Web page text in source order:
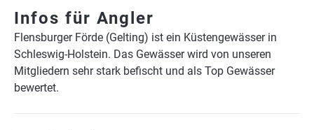
Infos für Angler
Flensburger Förde (Gelting) ist ein Küstengewässer in
Schleswig-Holstein. Das Gewässer wird von unseren
Mitgliedern sehr stark befischt und als Top Gewässer
bewertet.